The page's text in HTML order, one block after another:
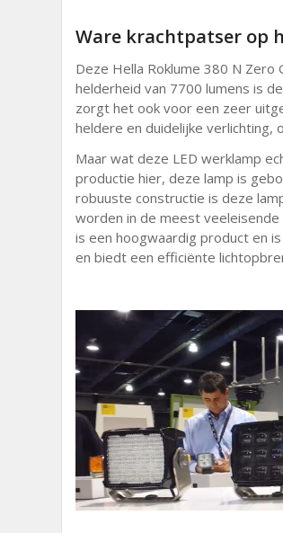
Ware krachtpatser op
Deze Hella Roklume 380 N
helderheid van 7700 lumens is
zorgt het ook voor een zeer
heldere en duidelijke verlichting,
Maar wat deze LED werklamp
productie hier, deze lamp is
robuuste constructie is deze
worden in de meest
is een hoogwaardig product en
en biedt een efficiënte